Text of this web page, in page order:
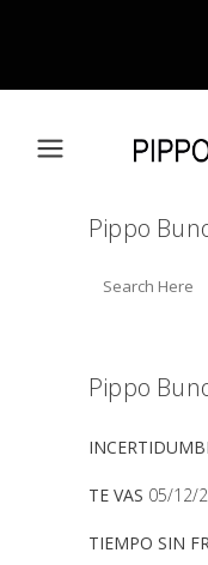
Pippo
Pippo
TE VAS 05/12/
TIEMPO SIN